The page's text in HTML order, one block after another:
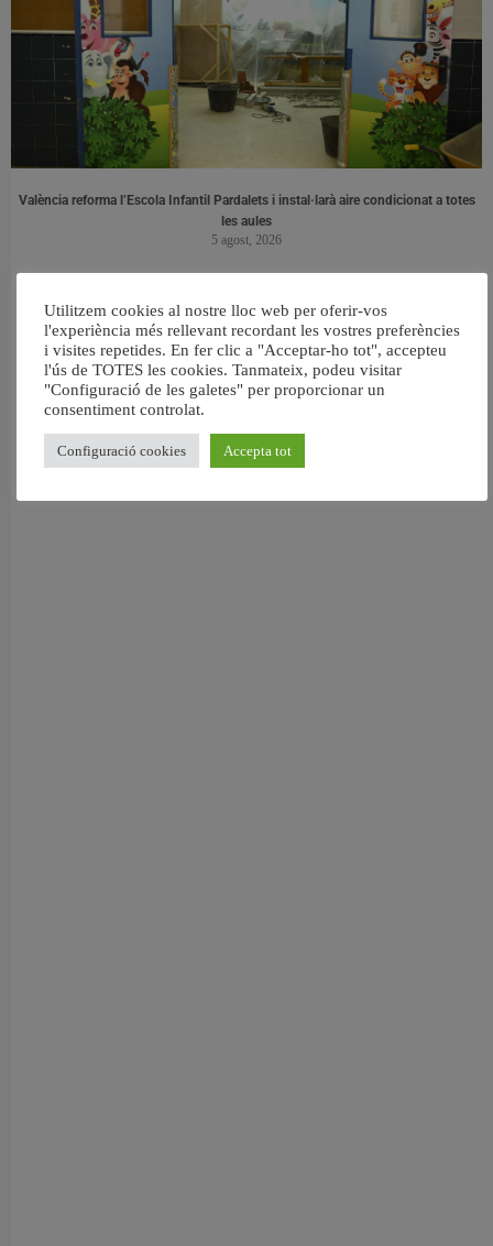
València reforma l’Escola Infantil Pardalets i instal·larà aire condicionat a totes
les aules
5 agost, 2026
Utilitzem cookies al nostre lloc web per oferir-vos
l'experiència més rellevant recordant les vostres preferències
i visites repetides. En fer clic a "Acceptar-ho tot", accepteu
l'ús de TOTES les cookies. Tanmateix, podeu visitar
"Configuració de les galetes" per proporcionar un
consentiment controlat.
Configuració cookies Accepta tot